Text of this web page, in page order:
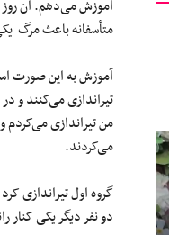
آموزش می‌دهم. آن
متأسفانه باعث مرگ
آموزش به این صورت
تیراندازی می‌کنند و
من تیراندازی
می‌کردند.
گروه اول تیراندازی
دو نفر دیگر یکی